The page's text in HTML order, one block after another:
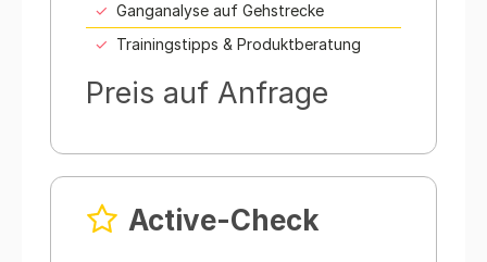
Ganganalyse auf Gehstrecke
Trainingstipps & Produktberatung
Preis auf Anfrage
Active-Check